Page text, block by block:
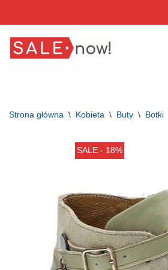
do
Strona główna \ Kobieta \ Buty \ Botki
SALE - 18%